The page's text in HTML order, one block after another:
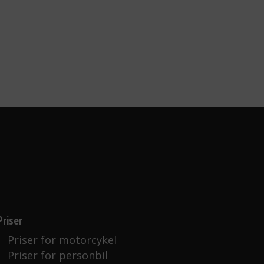
Priser for motorcykel
Priser for personbil